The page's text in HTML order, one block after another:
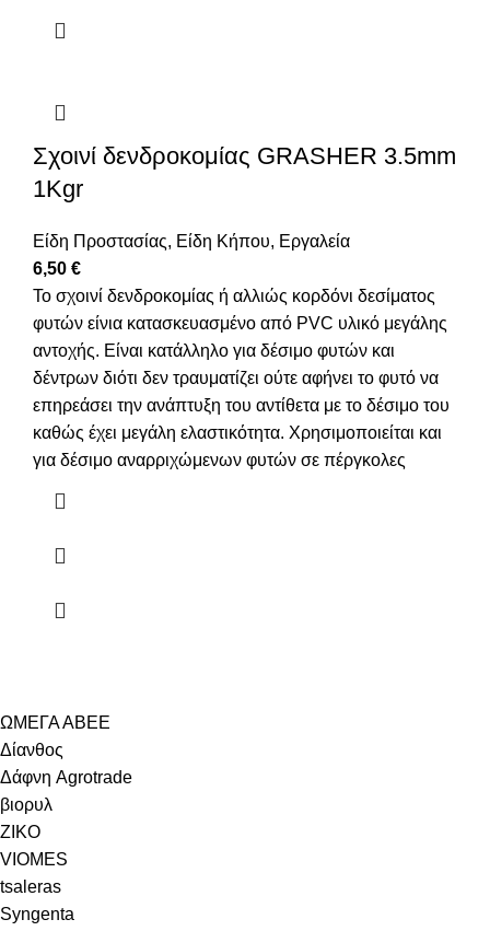
Σχοινί δενδροκομίας GRASHER 3.5mm
1Kgr
Είδη Προστασίας, Είδη Κήπου, Εργαλεία
6,50 €
Το σχοινί δενδροκομίας ή αλλιώς κορδόνι δεσίματος
φυτών είνια κατασκευασμένο από PVC υλικό μεγάλης
αντοχής. Είναι κατάλληλο για δέσιμο φυτών και
δέντρων διότι δεν τραυματίζει ούτε αφήνει το φυτό να
επηρεάσει την ανάπτυξη του αντίθετα με το δέσιμο του
καθώς έχει μεγάλη ελαστικότητα. Χρησιμοποιείται και
για δέσιμο αναρριχώμενων φυτών σε πέργκολες
ΩΜΕΓΑ ΑΒΕΕ
Δίανθος
Δάφνη Agrotrade
βιορυλ
ZIKO
VIOMES
tsaleras
Syngenta